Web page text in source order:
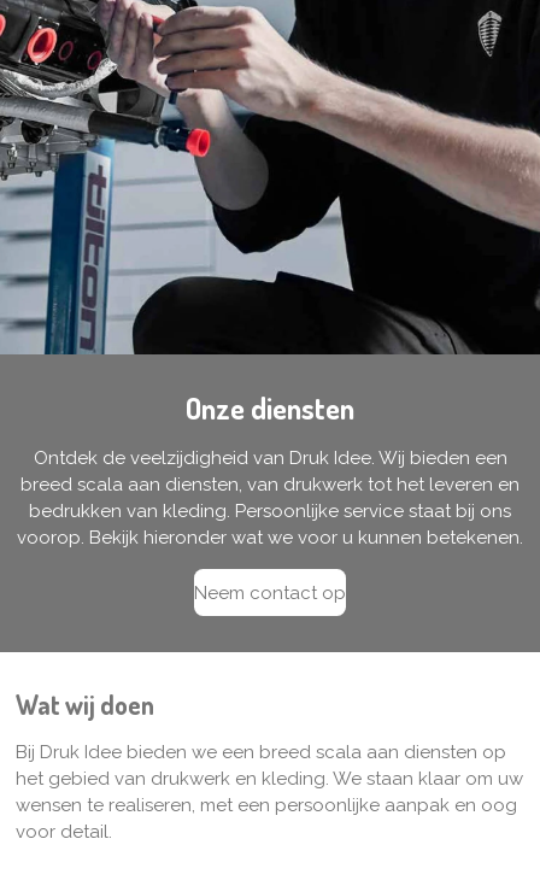
Onze diensten
Ontdek de veelzijdigheid van Druk Idee. Wij bieden een
breed scala aan diensten, van drukwerk tot het leveren en
bedrukken van kleding. Persoonlijke service staat bij ons
voorop. Bekijk hieronder wat we voor u kunnen betekenen.
Neem contact op
Wat wij doen
Bij Druk Idee bieden we een breed scala aan diensten op
het gebied van drukwerk en kleding. We staan klaar om uw
wensen te realiseren, met een persoonlijke aanpak en oog
voor detail.